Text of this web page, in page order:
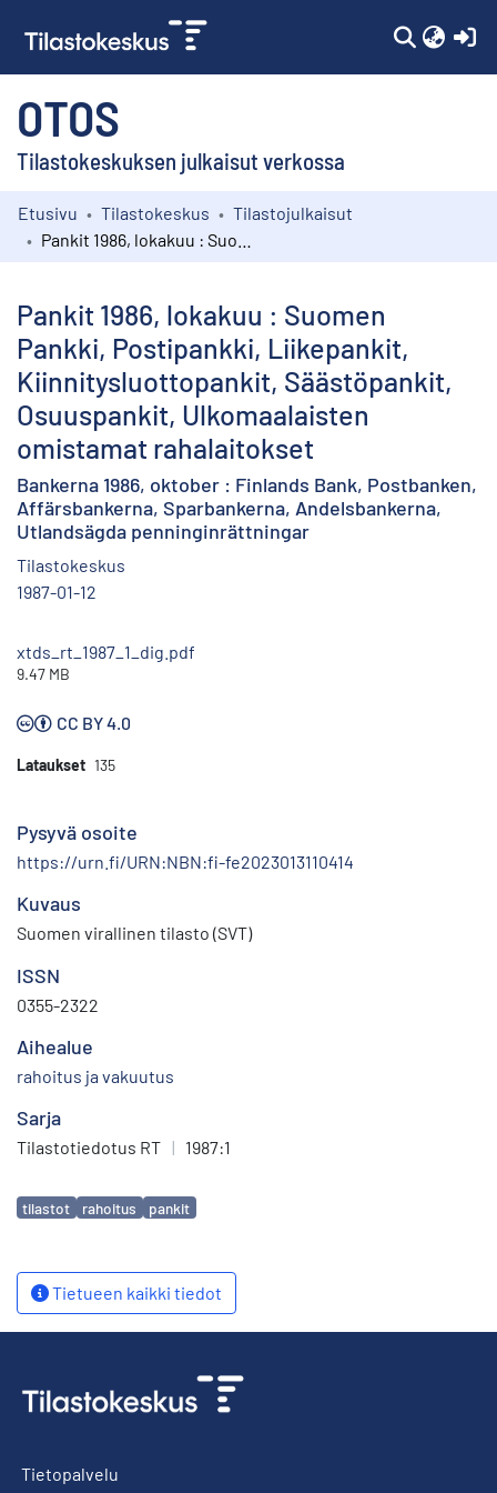
OTOS
Tilastokeskuksen julkaisut verkossa
Kokoelmat
Etusivu Tilastokeskus
Tilastojulkaisut
Pankit 1986, lokakuu : Suomen
Pankki, Postipankki, Liikepankit,
Kiinnitysluottopankit, Säästöpankit,
Osuuspankit, Ulkomaalaisten
omistamat rahalaitokset
Bankerna 1986, oktober : Finlands Bank, Postbanken,
Affärsbankerna, Sparbankerna, Andelsbankerna,
Utlandsägda penninginrättningar
Tilastokeskus
1987-01-12
xtds_rt_1987_1_dig.pdf
9.47 MB
CC BY 4.0
Lataukset 135
Pysyvä osoite
https://urn.fi/URN:NBN:fi-fe2023013110414
Kuvaus
Suomen virallinen tilasto (SVT)
ISSN
0355-2322
Aihealue
rahoitus ja vakuutus
Sarja
Tilastotiedotus RT | 1987:1
Avainsanat
tilastot rahoitus pankit
Tietueen kaikki tiedot
Tietopalvelu